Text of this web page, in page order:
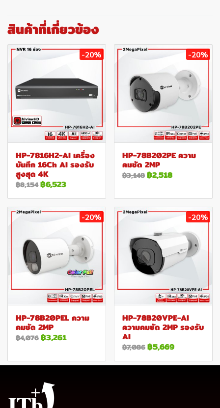
สินค้าที่เกี่ยวข้อง
-20%
HP-7816H2-AI เครื่อง
บันทึก 16Ch AI รองรับ
สูงสุด 4K
฿8,154฿6,523
-20%
HP-78B202PE ความ
คมชัด 2MP
฿3,148฿2,518
-20%
HP-78B20PEL ความ
คมชัด 2MP
฿4,076฿3,261
-20%
HP-78B20VPE-AI
ความคมชัด 2MP รองรับ
AI
฿7,086฿5,669